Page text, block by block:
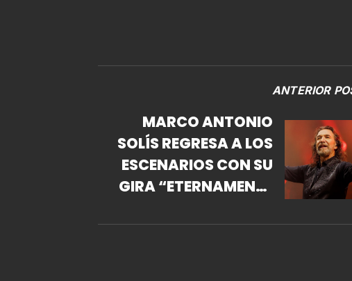
ANTERIOR
MARCO ANTONIO
SOLÍS REGRESA A LOS
ESCENARIOS CON SU
GIRA “ETERNAMENTE